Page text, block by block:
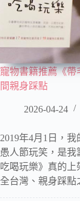
寵物書籍推薦《帶
間親身踩點
2026-04-24
2019年4月1日，
愚人節玩笑，是
吃喝玩樂》真的
全台灣、親身踩